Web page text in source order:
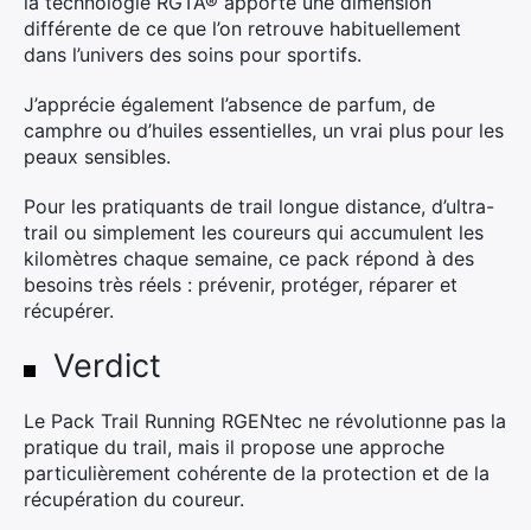
différente de ce que l’on retrouve habituellement
dans l’univers des soins pour sportifs.
J’apprécie également l’absence de parfum, de
camphre ou d’huiles essentielles, un vrai plus pour les
peaux sensibles.
Pour les pratiquants de trail longue distance, d’ultra-
trail ou simplement les coureurs qui accumulent les
kilomètres chaque semaine, ce pack répond à des
besoins très réels : prévenir, protéger, réparer et
récupérer.
Verdict
Le Pack Trail Running RGENtec ne révolutionne pas la
pratique du trail, mais il propose une approche
particulièrement cohérente de la protection et de la
récupération du coureur.